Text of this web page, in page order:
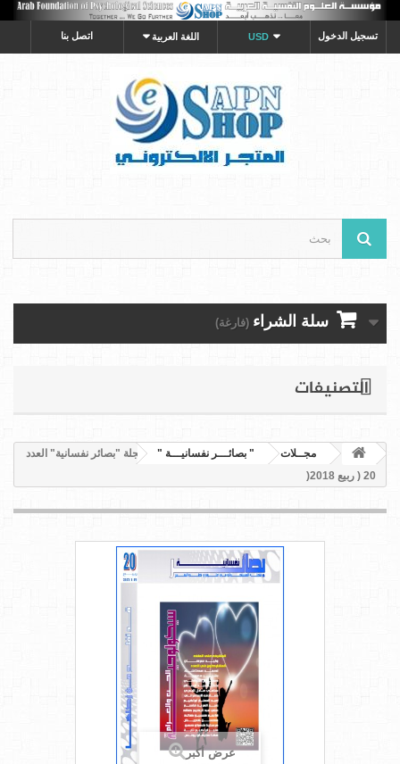
تسجيل الدخول USD اللغة العربية اتصل بنا
سلة الشراء (فارغة)
التصنيفات
مجــلات " بصائـــر نفسانيـــة "
مجلة "بصائر نفسانية" العدد
20 ( ربيع 2018(
عرض أكبر